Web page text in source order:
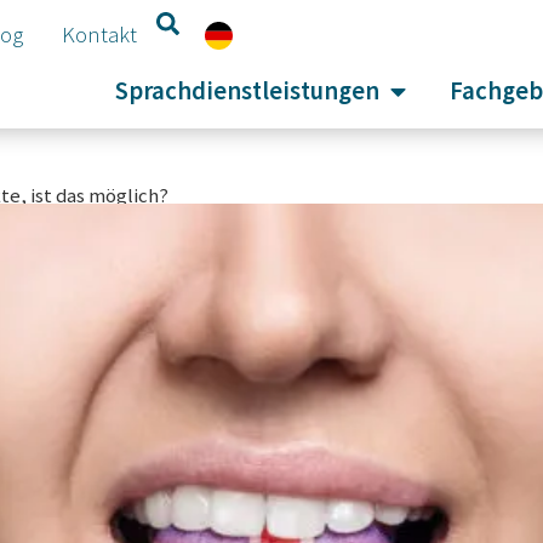
Kontakt
Sprachdienstleistungen
ist das möglich?